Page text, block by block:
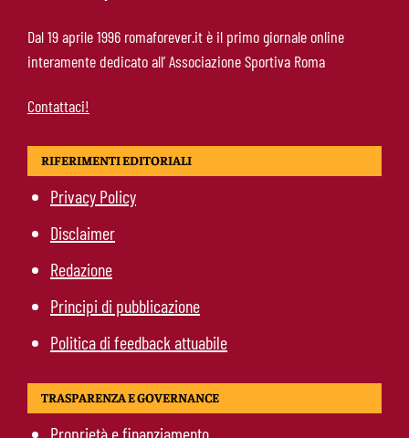
McKennie sorprende tutti: “Il mio idolo era
Totti, soprattutto per la sua fedeltà”
Dal 19 aprile 1996 romaforever.it è il primo giornale online
interamente dedicato all’ Associazione Sportiva Roma
Contattaci!
RIFERIMENTI EDITORIALI
Privacy Policy
Disclaimer
Redazione
Principi di pubblicazione
Politica di feedback attuabile
TRASPARENZA E GOVERNANCE